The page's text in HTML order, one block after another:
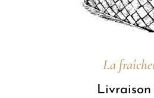
La
Livraison